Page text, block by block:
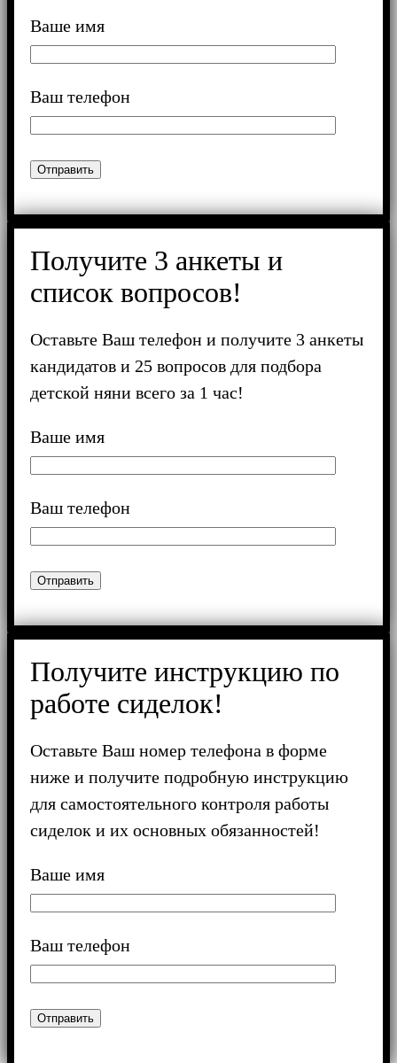
Ваше имя
Ваш телефон
Получитe 3 анкеты и
список вопросов!
Оставьте Ваш телефон и получите 3 анкеты
кандидатов и 25 вопросов для подбора
детской няни всего за 1 час!
Ваше имя
Ваш телефон
Получите инструкцию по
работе сиделок!
Оставьте Ваш номер телефона в форме
ниже и получите подробную инструкцию
для самостоятельного контроля работы
сиделок и их основных обязанностей!
Ваше имя
Ваш телефон